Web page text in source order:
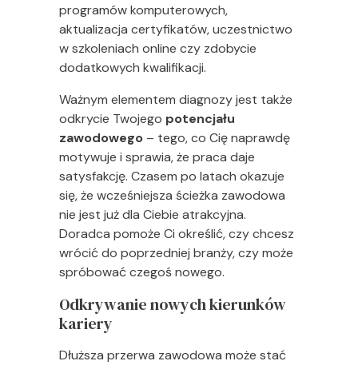
programów komputerowych,
aktualizacja certyfikatów, uczestnictwo
w szkoleniach online czy zdobycie
dodatkowych kwalifikacji.
Ważnym elementem diagnozy jest także
odkrycie Twojego potencjału
zawodowego – tego, co Cię naprawdę
motywuje i sprawia, że praca daje
satysfakcję. Czasem po latach okazuje
się, że wcześniejsza ścieżka zawodowa
nie jest już dla Ciebie atrakcyjna.
Doradca pomoże Ci określić, czy chcesz
wrócić do poprzedniej branży, czy może
spróbować czegoś nowego.
Odkrywanie nowych kierunków
kariery
Dłuższa przerwa zawodowa może stać